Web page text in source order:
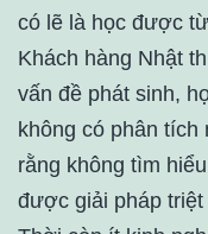
có lẽ là học được
Khách hàng Nhật
vấn đề phát sinh,
không có phân tích
rằng không tìm
được giải pháp triệt